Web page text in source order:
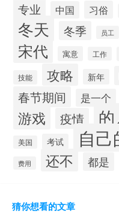
专业 中国 习俗
冬天 冬季 员工
宋代 寓意 工作
技能 攻略 新年
春节期间 是一个
游戏 疫情 的
美国 考试 自己
费用 还不 都是
猜你想看的文章